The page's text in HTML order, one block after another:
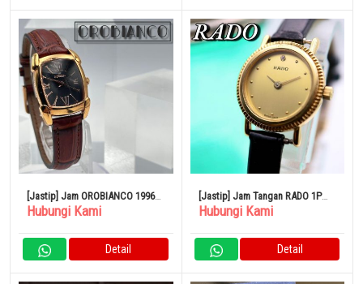
[Jastip] Jam OROBIANCO 1996
OR-0028N 500
Hubungi Kami
Detail
[Jastip] Jam Tangan RADO 1P
Diamond Round Gold 583
Hubungi Kami
Detail